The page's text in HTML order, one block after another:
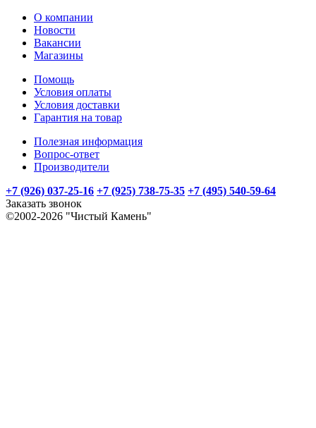
О компании
Новости
Вакансии
Магазины
Помощь
Условия оплаты
Условия доставки
Гарантия на товар
Полезная информация
Вопрос-ответ
Производители
+7 (926) 037-25-16 +7 (925) 738-75-35 +7 (495) 540-59-64
Заказать звонок
©2002-2026 "Чистый Камень"